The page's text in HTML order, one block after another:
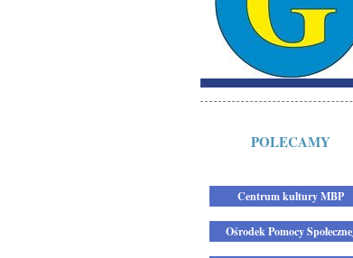
POLECAMY
Centrum kultury MBP
Ośrodek Pomocy